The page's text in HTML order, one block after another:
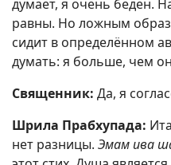
думает, я очень беден.
равны. Но ложным
сидит в определённом
думать: я больше, чем
Священник: Да, я
Шрила Прабхупада:
нет разницы. Эмам ива